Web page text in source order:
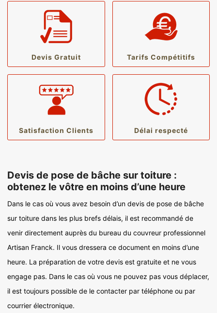
Devis Gratuit Tarifs Compétitifs
Satisfaction Clients Délai respecté
Devis de pose de bâche sur toiture :
obtenez le vôtre en moins d’une heure
Dans le cas où vous avez besoin d’un devis de pose de bâche
sur toiture dans les plus brefs délais, il est recommandé de
venir directement auprès du bureau du couvreur professionnel
Artisan Franck. Il vous dressera ce document en moins d’une
heure. La préparation de votre devis est gratuite et ne vous
engage pas. Dans le cas où vous ne pouvez pas vous déplacer,
il est toujours possible de le contacter par téléphone ou par
courrier électronique.